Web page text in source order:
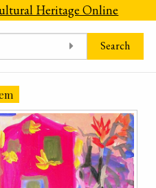
Heritage Online
Search